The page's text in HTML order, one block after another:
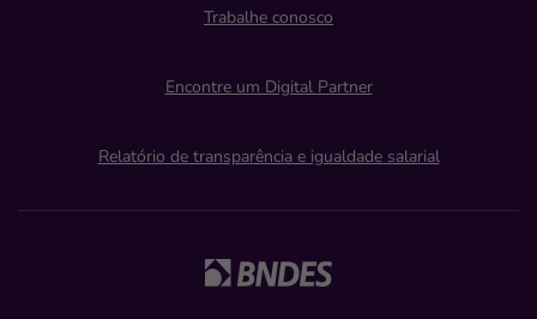
Trabalhe conosco
Encontre um Digital Partner
Relatório de transparência e igualdade salarial